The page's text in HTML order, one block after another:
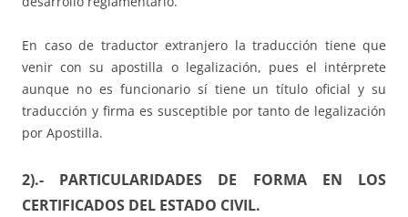
En caso de traductor extranjero la traducción tiene que
venir con su apostilla o legalización, pues el intérprete
aunque no es funcionario sí tiene un título oficial y su
traducción y firma es susceptible por tanto de legalización
por Apostilla.
2).- PARTICULARIDADES DE FORMA EN LOS
CERTIFICADOS DEL ESTADO CIVIL.